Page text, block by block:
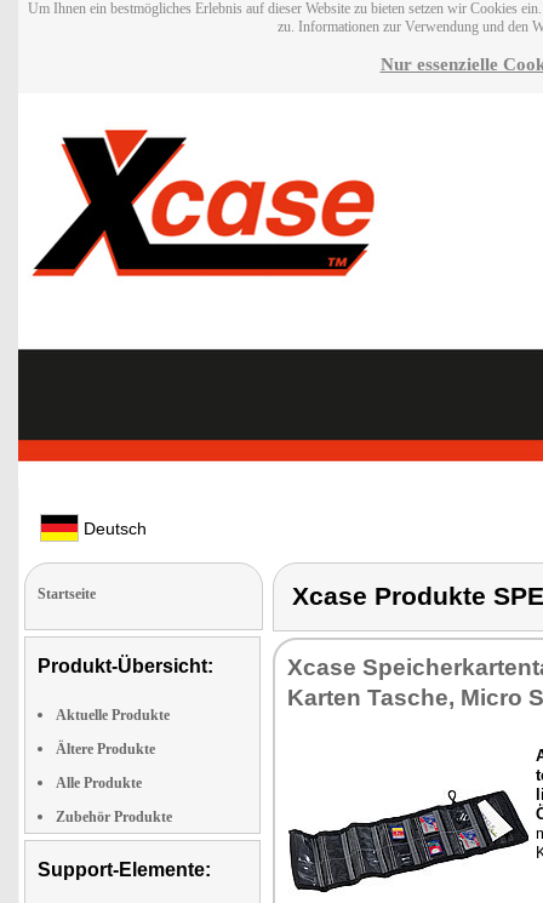
Um Ihnen ein bestmögliches Erlebnis auf dieser Website zu bieten setzen wir Cookies
zu. Informationen zur Verwendung und den
Nur essenzielle
Deutsch
Startseite
Produkt-Übersicht:
Aktuelle Produkte
Ältere Produkte
Alle Produkte
Zubehör Produkte
Support-Elemente:
Xcase Produkte
Xca­se
Kar­ten Ta­sche, Mi­cro